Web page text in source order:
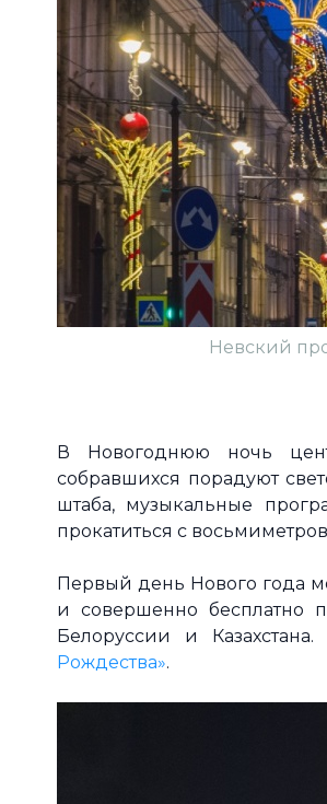
Невский
В Новогоднюю ночь
собравшихся порадуют
штаба, музыкальные
прокатиться с
Первый день Нового года
и совершенно бесплатно
Белоруссии и
Рождества».